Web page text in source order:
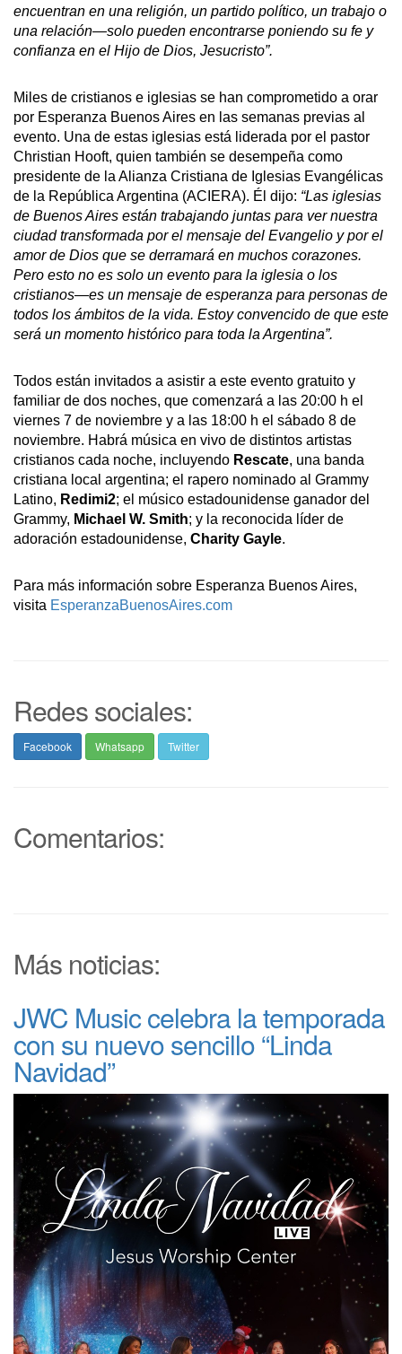
encuentran en una religión, un partido político, un trabajo o
una relación—solo pueden encontrarse poniendo su fe y
confianza en el Hijo de Dios, Jesucristo”.
Miles de cristianos e iglesias se han comprometido a orar
por Esperanza Buenos Aires en las semanas previas al
evento. Una de estas iglesias está liderada por el pastor
Christian Hooft, quien también se desempeña como
presidente de la Alianza Cristiana de Iglesias Evangélicas
de la República Argentina (ACIERA). Él dijo: “Las iglesias
de Buenos Aires están trabajando juntas para ver nuestra
ciudad transformada por el mensaje del Evangelio y por el
amor de Dios que se derramará en muchos corazones.
Pero esto no es solo un evento para la iglesia o los
cristianos—es un mensaje de esperanza para personas de
todos los ámbitos de la vida. Estoy convencido de que este
será un momento histórico para toda la Argentina”.
Todos están invitados a asistir a este evento gratuito y
familiar de dos noches, que comenzará a las 20:00 h el
viernes 7 de noviembre y a las 18:00 h el sábado 8 de
noviembre. Habrá música en vivo de distintos artistas
cristianos cada noche, incluyendo Rescate, una banda
cristiana local argentina; el rapero nominado al Grammy
Latino, Redimi2; el músico estadounidense ganador del
Grammy, Michael W. Smith; y la reconocida líder de
adoración estadounidense, Charity Gayle.
Para más información sobre Esperanza Buenos Aires,
visita EsperanzaBuenosAires.com
Redes sociales:
Facebook Whatsapp Twitter
Comentarios:
Más noticias:
JWC Music celebra la temporada
con su nuevo sencillo “Linda
Navidad”